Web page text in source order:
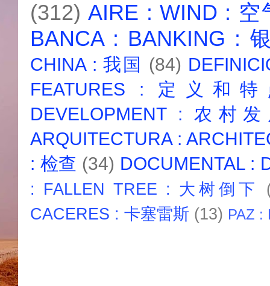
(312) AIRE : WIND : 空
BANCA : BANKING :
CHINA : 我国 (84)
FEATURES : 定义和
DEVELOPMENT : 农村
ARQUITECTURA :
: 检查 (34) DOCUMENTAL :
: FALLEN TREE : 大树倒下
CACERES : 卡塞雷斯 (13) PAZ :